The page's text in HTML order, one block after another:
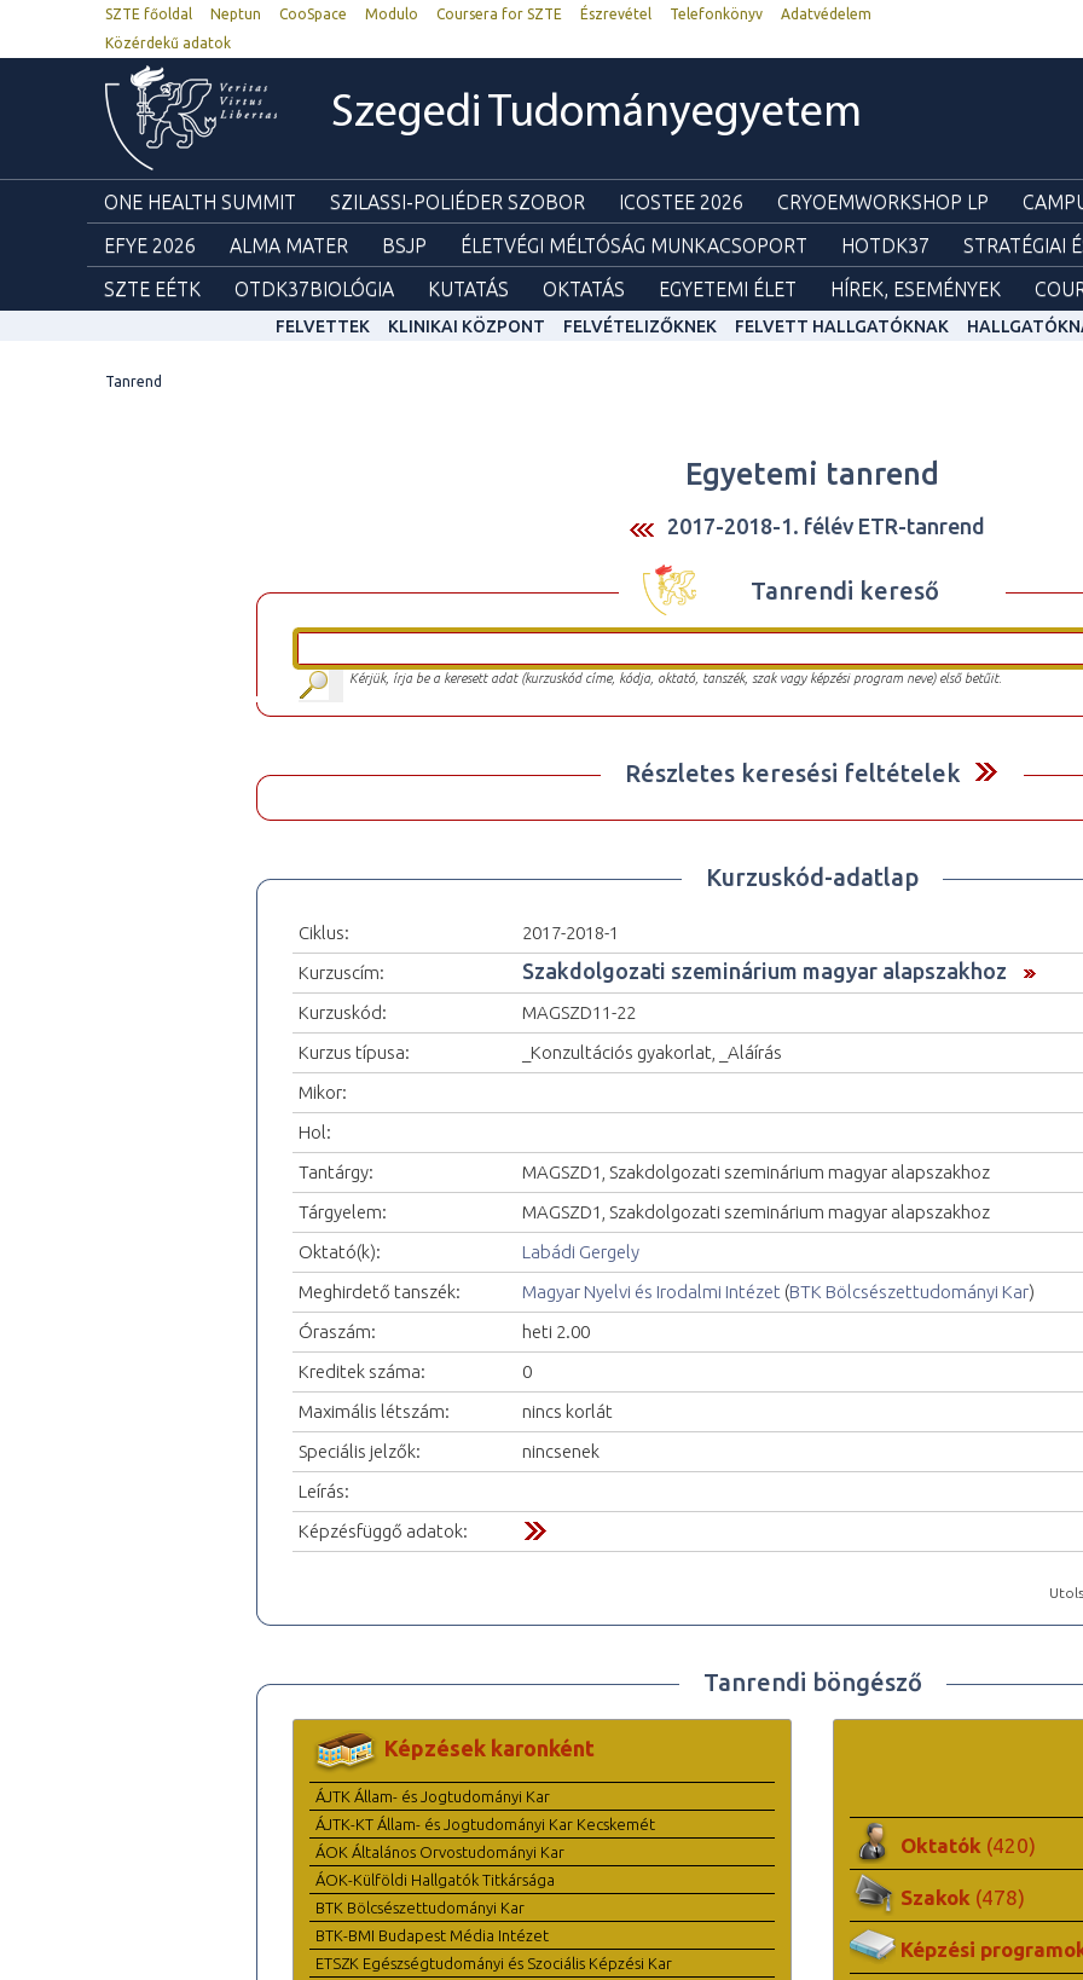
SZTE főoldal Neptun CooSpace Modulo Coursera for SZTE Észrevétel Telefonkönyv
Adatvédelem
Közérdekű adatok
Szegedi Tudományegyetem
ONE HEALTH SUMMIT SZILASSI-POLIÉDER SZOBOR ICOSTEE 2026 CRYOEMWORKSHOP LP
EFYE 2026
ALMA MATER BSJP ÉLETVÉGI MÉLTÓSÁG MUNKACSOPORT HOTDK37 STRATÉGIAI
SZTE EÉTK
OTDK37BIOLÓGIA KUTATÁS OKTATÁS EGYETEMI ÉLET HÍREK, ESEMÉNYEK
FELVETTEK KLINIKAI KÖZPONT FELVÉTELIZŐKNEK FELVETT HALLGATÓKNAK
Tanrend
Egyetemi tanrend
2017-2018-1. félév ETR-tanrend
Tanrendi kereső
Kérjük, írja be a keresett adat (kurzuskód címe, kódja, oktató, tanszék, szak vagy képzési program neve) első betűit.
Részletes keresési feltételek
Kurzuskód-adatlap
Ciklus:
2017-2018-1
Kurzuscím:
Szakdolgozati szeminárium magyar alapszakhoz
Kurzuskód:
MAGSZD11-22
Kurzus típusa:
_Konzultációs gyakorlat, _Aláírás
Mikor:
Hol:
Tantárgy:
MAGSZD1, Szakdolgozati szeminárium magyar alapszakhoz
Tárgyelem:
MAGSZD1, Szakdolgozati szeminárium magyar alapszakhoz
Oktató(k):
Labádi Gergely
Meghirdető tanszék:
Magyar Nyelvi és Irodalmi Intézet (BTK Bölcsészettudományi Kar)
Óraszám:
heti 2.00
Kreditek száma:
0
Maximális létszám:
nincs korlát
Speciális jelzők:
nincsenek
Leírás:
Képzésfüggő adatok:
Tanrendi böngésző
Képzések karonként
ÁJTK Állam- és Jogtudományi Kar
ÁJTK-KT Állam- és Jogtudományi Kar Kecskemét
ÁOK Általános Orvostudományi Kar
ÁOK-Külföldi Hallgatók Titkársága
BTK Bölcsészettudományi Kar
BTK-BMI Budapest Média Intézet
ETSZK Egészségtudományi és Szociális Képzési Kar
Oktatók (420)
Szakok (478)
Képzési